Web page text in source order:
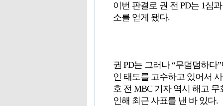
이번 판결로 권 전 PD는 1심
소를 얻게 됐다.
권 PD는 그러나 “무덤덤하다
인 태도를 고수하고 있어서
호 전 MBC 기자 역시 해고
인해 최근 사표를 낸 바 있다.